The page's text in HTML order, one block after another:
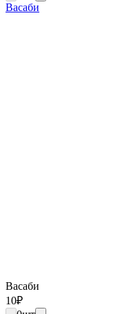
Васаби
Васаби
10₽